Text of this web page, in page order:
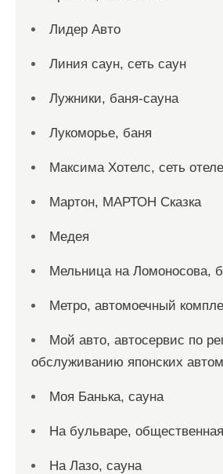
Лидер Авто
Линия саун, сеть саун
Лужники, баня-сауна
Лукоморье, баня
Максима Хотелс, сеть
Мартон, МАРТОН Сказка
Медея
Мельница на Ломоносова,
Метро, автомоечный
Мой авто, автосервис по
обслуживанию японских
Моя Банька, сауна
На бульваре,
На Лазо, сауна